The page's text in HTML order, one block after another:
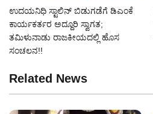
ಉದಯನಿಧಿ ಸ್ಟಾಲಿನ್ ಬಿಡುಗಡೆಗೆ ಡಿಎಂಕೆ
ಕಾರ್ಯಕರ್ತರ ಅದ್ದೂರಿ ಸ್ವಾಗತ;
ತಮಿಳುನಾಡು ರಾಜಕೀಯದಲ್ಲಿ ಹೊಸ
ಸಂಚಲನ!!
Related News